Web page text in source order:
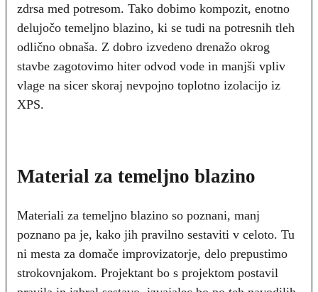
zdrsa med potresom. Tako dobimo kompozit, enotno
delujočo temeljno blazino, ki se tudi na potresnih tleh
odlično obnaša. Z dobro izvedeno drenažo okrog
stavbe zagotovimo hiter odvod vode in manjši vpliv
vlage na sicer skoraj nevpojno toplotno izolacijo iz
XPS.
Material za temeljno blazino
Materiali za temeljno blazino so poznani, manj
poznano pa je, kako jih pravilno sestaviti v celoto. Tu
ni mesta za domače improvizatorje, delo prepustimo
strokovnjakom. Projektant bo s projektom postavil